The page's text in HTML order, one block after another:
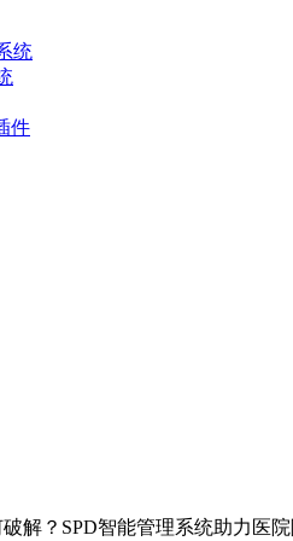
统
件
解？SPD智能管理系统助力医